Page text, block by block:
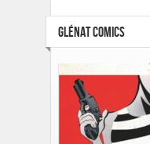
GLÉNAT COMICS